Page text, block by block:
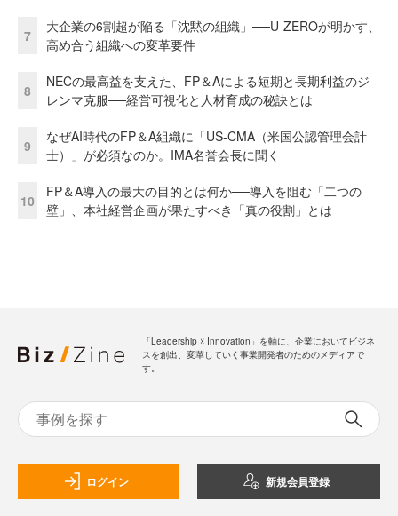
7
大企業の6割超が陥る「沈黙の組織」──U-ZEROが明かす、
高め合う組織への変革要件
8
NECの最高益を支えた、FP＆Aによる短期と長期利益のジ
レンマ克服──経営可視化と人材育成の秘訣とは
9
なぜAI時代のFP＆A組織に「US-CMA（米国公認管理会計
士）」が必須なのか。IMA名誉会長に聞く
10
FP＆A導入の最大の目的とは何か──導入を阻む「二つの
壁」、本社経営企画が果たすべき「真の役割」とは
「Leadership ☓ Innovation」を軸に、企業においてビジネ
スを創出、変革していく事業開発者のためのメディアで
す。
ログイン 新規会員登録